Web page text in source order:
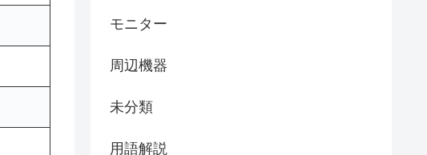
モニター
周辺機器
未分類
用語解説